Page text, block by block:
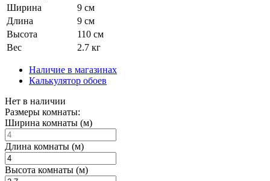
Ширина
9 см
Длина
9 см
Высота
110 см
Вес
2.7 кг
Наличие в магазинах
Калькулятор обоев
Нет в наличии
Размеры комнаты:
Ширина комнаты (м)
Длина комнаты (м)
Высота комнаты (м)